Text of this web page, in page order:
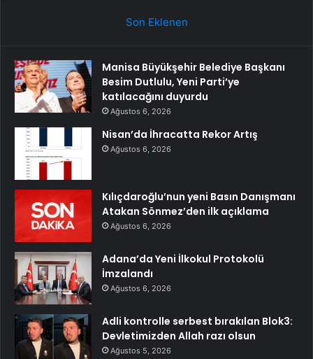
Son Eklenen
Manisa Büyükşehir Belediye Başkanı
Besim Dutlulu, Yeni Parti’ye
katılacağını duyurdu
Ağustos 6, 2026
Nisan’da İhracatta Rekor Artış
Ağustos 6, 2026
Kılıçdaroğlu’nun yeni Basın Danışmanı
Atakan Sönmez’den ilk açıklama
Ağustos 6, 2026
Adana’da Yeni İlkokul Protokolü
İmzalandı
Ağustos 6, 2026
Adli kontrolle serbest bırakılan Blok3:
Devletimizden Allah razı olsun
Ağustos 5, 2026